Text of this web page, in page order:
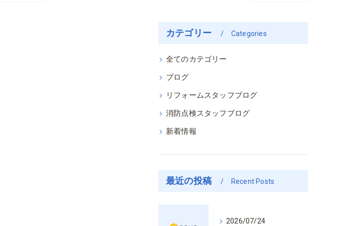
カテゴリー Categories
全てのカテゴリー
ブログ
リフォームスタッフブログ
消防点検スタッフブログ
新着情報
最近の投稿 Recent Posts
2026/07/24